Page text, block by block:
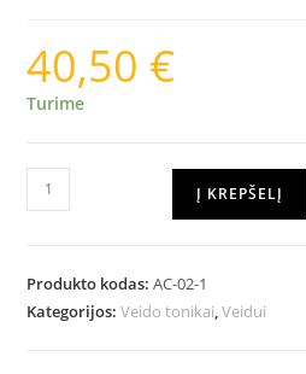
40,50 €
Turime
Į KREPŠELĮ
Produkto kodas:AC-02-1
Kategorijos:Veido tonikai,Veidui